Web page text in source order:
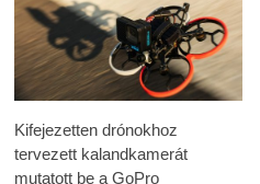
Kifejezetten drónokhoz
tervezett kalandkamerát
mutatott be a GoPro